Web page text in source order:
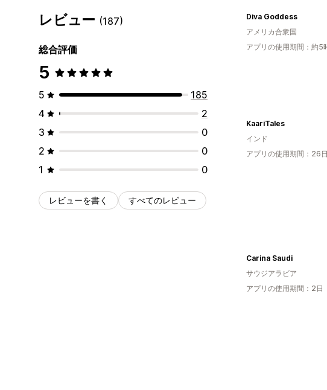
レビュー (187)
総合評価
5
5
185
4
2
3
0
2
0
1
0
レビューを書く すべてのレビュー
Diva Goddess
アメリカ合衆国
アプリの使用期間：約5
KaariTales
インド
アプリの使用期間：26日
Carina Saudi
サウジアラビア
アプリの使用期間：2日